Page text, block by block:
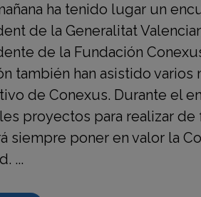
ha tenido lugar un
de la Generalitat
de la Fundación
también han asistido
de Conexus. Durante el
proyectos para realizar
siempre poner en valor la
...